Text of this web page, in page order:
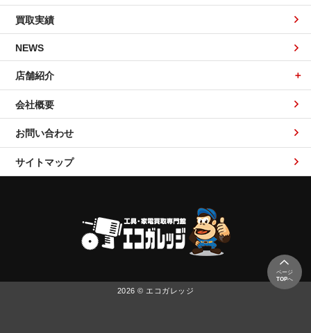
買取実績
NEWS
店舗紹介
会社概要
お問い合わせ
サイトマップ
2026 © エコガレッジ
ページ
TOPへ